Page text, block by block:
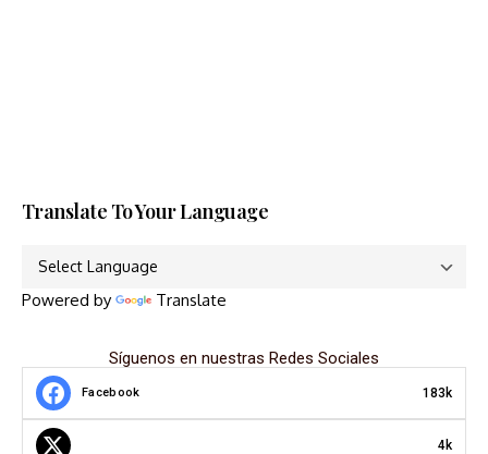
Translate To Your Language
Powered by Translate
Síguenos en nuestras Redes Sociales
Facebook 183k
4k